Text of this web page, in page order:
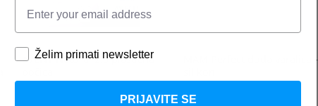
AVENTNatural 2.0 plastična
Perfect duda varalica -
Želim primati newsletter
PRIJAVITE SE